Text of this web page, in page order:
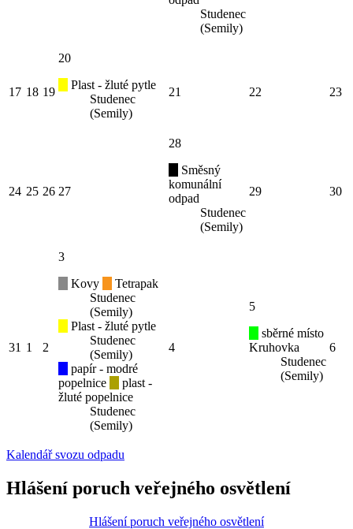
Studenec
(Semily)
17 18 19
20
Plast - žluté pytle
Studenec
(Semily)
21 22 23
24 25 26 27
28
Směsný
komunální
odpad
Studenec
(Semily)
29 30
31 1 2
3
Kovy
Tetrapak
Studenec
(Semily)
Plast - žluté pytle
Studenec
(Semily)
papír - modré
popelnice
plast -
žluté popelnice
Studenec
(Semily)
4
5
sběrné místo
Kruhovka
Studenec
(Semily)
6
Kalendář svozu odpadu
Hlášení poruch veřejného osvětlení
Hlášení poruch veřejného osvětlení